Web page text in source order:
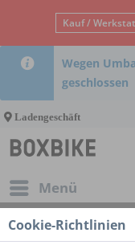
Kauf /
Wegen
geschlossen
Ladengeschäft
Menü
Cookie-Richtlinien